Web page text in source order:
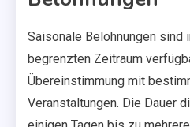
Saisonale Belohnungen sind
begrenzten Zeitraum
Übereinstimmung mit
Veranstaltungen. Die Dauer